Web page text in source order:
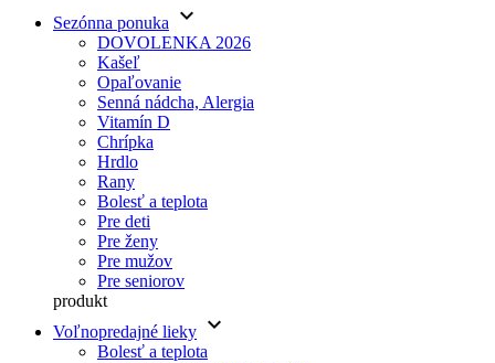
Sezónna ponuka keyboard_arrow_down
DOVOLENKA 2026
Kašeľ
Opaľovanie
Senná nádcha, Alergia
Vitamín D
Chrípka
Hrdlo
Rany
Bolesť a teplota
Pre deti
Pre ženy
Pre mužov
Pre seniorov
produkt
Voľnopredajné lieky keyboard_arrow_down
Bolesť a teplota